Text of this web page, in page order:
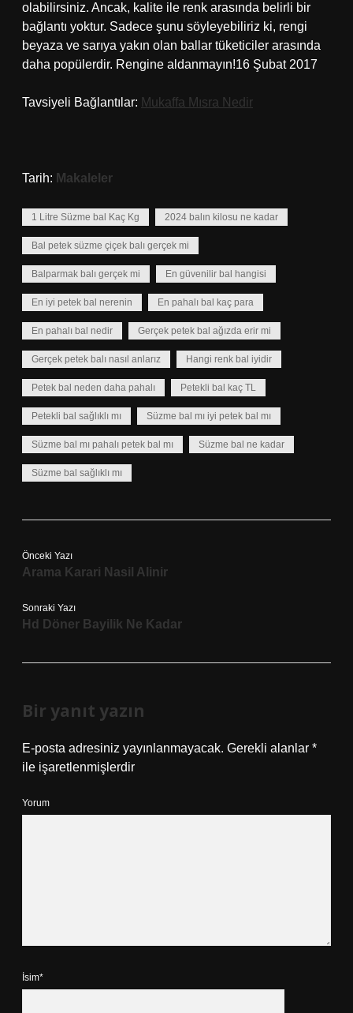
olabilirsiniz. Ancak, kalite ile renk arasında belirli bir
bağlantı yoktur. Sadece şunu söyleyebiliriz ki, rengi
beyaza ve sarıya yakın olan ballar tüketiciler arasında
daha popülerdir. Rengine aldanmayın!16 Şubat 2017
Tavsiyeli Bağlantılar: Mukaffa Mısra Nedir
Tarih: Makaleler
1 Litre Süzme bal Kaç Kg 2024 balın kilosu ne kadar
Bal petek süzme çiçek balı gerçek mi
Balparmak balı gerçek mi En güvenilir bal hangisi
En iyi petek bal nerenin En pahalı bal kaç para
En pahalı bal nedir Gerçek petek bal ağızda erir mi
Gerçek petek balı nasıl anlarız Hangi renk bal iyidir
Petek bal neden daha pahalı Petekli bal kaç TL
Petekli bal sağlıklı mı Süzme bal mı iyi petek bal mı
Süzme bal mı pahalı petek bal mı Süzme bal ne kadar
Süzme bal sağlıklı mı
Önceki Yazı
Arama Karari Nasil Alinir
Sonraki Yazı
Hd Döner Bayilik Ne Kadar
Bir yanıt yazın
E-posta adresiniz yayınlanmayacak. Gerekli alanlar *
ile işaretlenmişlerdir
Yorum
İsim*